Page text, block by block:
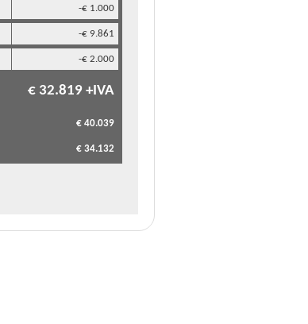
-€ 1.000
-€ 9.861
-€ 2.000
€ 32.819 +IVA
€ 40.039
€ 34.132